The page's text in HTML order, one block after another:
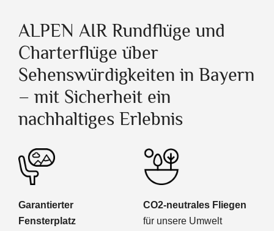
ALPEN AIR Rundflüge und
Charterflüge über
Sehenswürdigkeiten in Bayern
– mit Sicherheit ein
nachhaltiges Erlebnis
Garantierter
Fensterplatz
CO2-neutrales Fliegen
für unsere Umwelt